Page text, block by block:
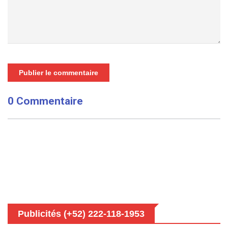
Publier le commentaire
0 Commentaire
Publicités (+52) 222-118-1953